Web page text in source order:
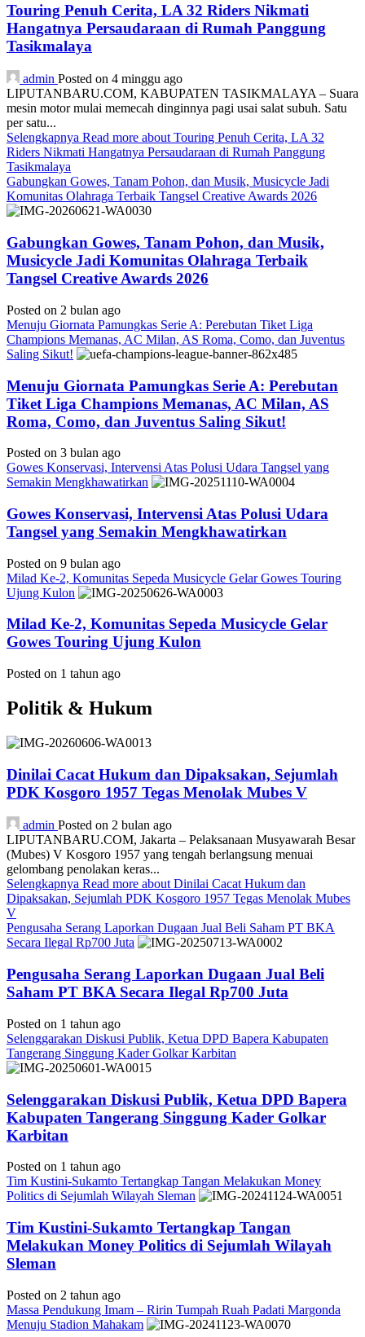
Touring Penuh Cerita, LA 32 Riders Nikmati
Hangatnya Persaudaraan di Rumah Panggung
Tasikmalaya
admin Posted on 4 minggu ago
LIPUTANBARU.COM, KABUPATEN TASIKMALAYA – Suara
mesin motor mulai memecah dinginnya pagi usai salat subuh. Satu
per satu...
Selengkapnya Read more about Touring Penuh Cerita, LA 32
Riders Nikmati Hangatnya Persaudaraan di Rumah Panggung
Tasikmalaya
Gabungkan Gowes, Tanam Pohon, dan Musik, Musicycle Jadi
Komunitas Olahraga Terbaik Tangsel Creative Awards 2026
Gabungkan Gowes, Tanam Pohon, dan Musik,
Musicycle Jadi Komunitas Olahraga Terbaik
Tangsel Creative Awards 2026
Posted on 2 bulan ago
Menuju Giornata Pamungkas Serie A: Perebutan Tiket Liga
Champions Memanas, AC Milan, AS Roma, Como, dan Juventus
Saling Sikut!
Menuju Giornata Pamungkas Serie A: Perebutan
Tiket Liga Champions Memanas, AC Milan, AS
Roma, Como, dan Juventus Saling Sikut!
Posted on 3 bulan ago
Gowes Konservasi, Intervensi Atas Polusi Udara Tangsel yang
Semakin Mengkhawatirkan
Gowes Konservasi, Intervensi Atas Polusi Udara
Tangsel yang Semakin Mengkhawatirkan
Posted on 9 bulan ago
Milad Ke-2, Komunitas Sepeda Musicycle Gelar Gowes Touring
Ujung Kulon
Milad Ke-2, Komunitas Sepeda Musicycle Gelar
Gowes Touring Ujung Kulon
Posted on 1 tahun ago
Politik & Hukum
Dinilai Cacat Hukum dan Dipaksakan, Sejumlah
PDK Kosgoro 1957 Tegas Menolak Mubes V
admin Posted on 2 bulan ago
LIPUTANBARU.COM, Jakarta – Pelaksanaan Musyawarah Besar
(Mubes) V Kosgoro 1957 yang tengah berlangsung menuai
gelombang penolakan keras...
Selengkapnya Read more about Dinilai Cacat Hukum dan
Dipaksakan, Sejumlah PDK Kosgoro 1957 Tegas Menolak Mubes
V
Pengusaha Serang Laporkan Dugaan Jual Beli Saham PT BKA
Secara Ilegal Rp700 Juta
Pengusaha Serang Laporkan Dugaan Jual Beli
Saham PT BKA Secara Ilegal Rp700 Juta
Posted on 1 tahun ago
Selenggarakan Diskusi Publik, Ketua DPD Bapera Kabupaten
Tangerang Singgung Kader Golkar Karbitan
Selenggarakan Diskusi Publik, Ketua DPD Bapera
Kabupaten Tangerang Singgung Kader Golkar
Karbitan
Posted on 1 tahun ago
Tim Kustini-Sukamto Tertangkap Tangan Melakukan Money
Politics di Sejumlah Wilayah Sleman
Tim Kustini-Sukamto Tertangkap Tangan
Melakukan Money Politics di Sejumlah Wilayah
Sleman
Posted on 2 tahun ago
Massa Pendukung Imam – Ririn Tumpah Ruah Padati Margonda
Menuju Stadion Mahakam